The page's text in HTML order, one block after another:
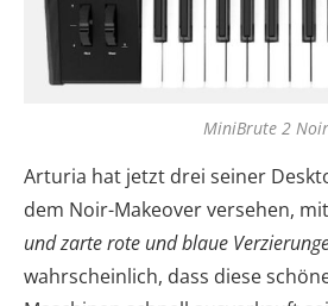
MiniBrute 2 Noir
Arturia hat jetzt drei seiner
dem Noir-Makeover versehen,
und zarte rote und blaue
wahrscheinlich, dass diese